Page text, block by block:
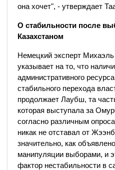
она хочет", - утверждает
О стабильности после
Казахстаном
Немецкий эксперт
указывает на то, что
административного
стабильного перехода
продолжает Лаубш, та
которая выступала за
согласно различным
никак не отставал от
значительно, как
манипуляции выборами, и
фактор нестабильности в